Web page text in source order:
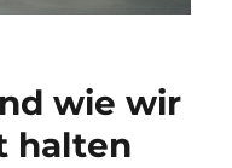
wie wir
halten